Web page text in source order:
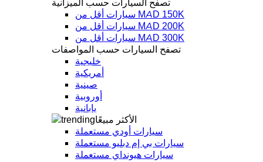
سيارات أقل من MAD 150K
سيارات أقل من MAD 200K
سيارات أقل من MAD 300K
تصفح السيارات حسب المواصفات
خليجية
أمريكية
صينية
أوروبية
يابانية
الأكثر مبيعًا
سيارات أودي مستعملة
سيارات بي إم دبليو مستعملة
سيارات هيونداي مستعملة